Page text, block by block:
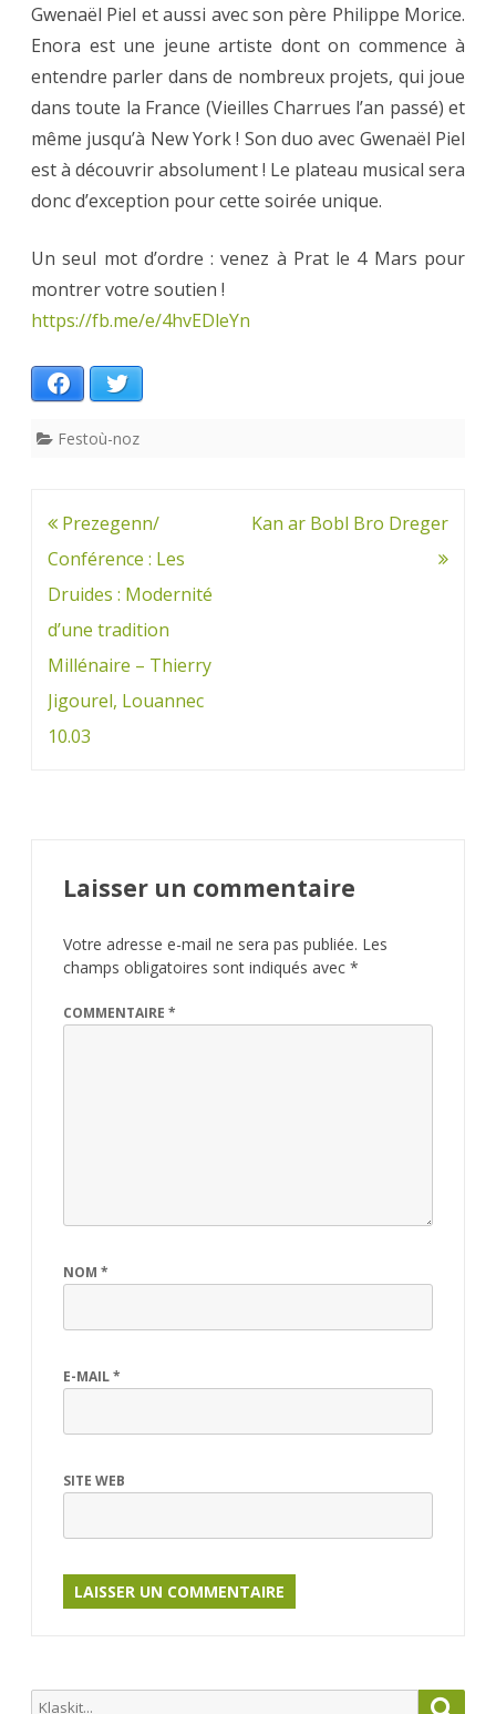
Gwenaël Piel et aussi avec son père Philippe Morice.
Enora est une jeune artiste dont on commence à
entendre parler dans de nombreux projets, qui joue
dans toute la France (Vieilles Charrues l’an passé) et
même jusqu’à New York ! Son duo avec Gwenaël Piel
est à découvrir absolument ! Le plateau musical sera
donc d’exception pour cette soirée unique.
Un seul mot d’ordre : venez à Prat le 4 Mars pour
montrer votre soutien !
https://fb.me/e/4hvEDleYn
Facebook
Festoù-noz
Navigation
de
l’article
Prezegenn/
Conférence : Les
Druides : Modernité
d’une tradition
Millénaire – Thierry
Jigourel, Louannec
10.03
Kan ar Bobl Bro Dreger
Laisser un commentaire
Votre adresse e-mail ne sera pas publiée. Les
champs obligatoires sont indiqués avec *
COMMENTAIRE *
NOM *
E-MAIL*
SITE WEB
Search